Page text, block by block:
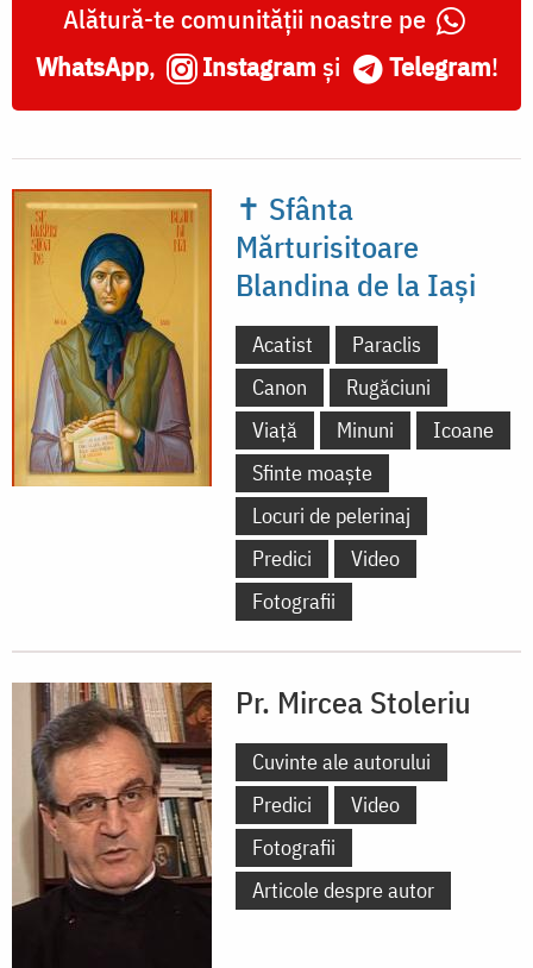
Alătură-te comunității noastre pe
WhatsApp, Instagram și Telegram!
✝ Sfânta
Mărturisitoare
Blandina de la Iași
Acatist
Paraclis
Canon
Rugăciuni
Viață
Minuni
Icoane
Sfinte moaște
Locuri de pelerinaj
Predici
Video
Fotografii
Pr. Mircea Stoleriu
Cuvinte ale autorului
Predici
Video
Fotografii
Articole despre autor